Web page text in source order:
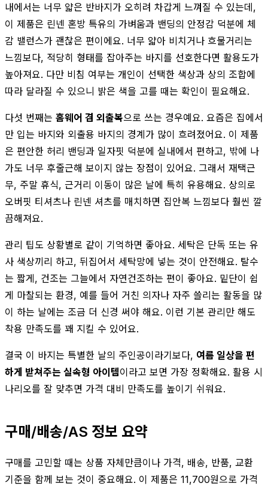
내에서는 너무 얇은 반바지가 오히려 차갑게 느껴질 수 있는데,
이 제품은 린넨 혼방 특유의 가벼움과 밴딩의 안정감 덕분에 체
감 밸런스가 괜찮은 편이에요. 너무 얇아 비치거나 흐물거리는
느낌보다, 적당히 형태를 잡아주는 바지를 선호한다면 활용도가
높아져요. 다만 비침 여부는 개인이 선택한 색상과 상의 조합에
따라 달라질 수 있으니 밝은 색을 고를 때는 확인이 필요해요.
다섯 번째는 홈웨어 겸 외출복으로 쓰는 경우예요. 요즘은 집에서
만 입는 바지와 외출용 바지의 경계가 많이 흐려졌어요. 이 제품
은 편안한 허리 밴딩과 일자핏 덕분에 실내에서 편하고, 밖에 나
가도 너무 후줄근해 보이지 않는 장점이 있어요. 그래서 재택근
무, 주말 휴식, 근거리 이동이 많은 날에 특히 유용해요. 상의로
오버핏 티셔츠나 린넨 셔츠를 매치하면 집안복 느낌보다 훨씬 깔
끔해져요.
관리 팁도 상황별로 같이 기억하면 좋아요. 세탁은 단독 또는 유
사 색상끼리 하고, 뒤집어서 세탁망에 넣는 것이 안전해요. 탈수
는 짧게, 건조는 그늘에서 자연건조하는 편이 좋아요. 밑단이 쉽
게 마찰되는 환경, 예를 들어 거친 의자나 자주 쓸리는 활동을 많
이 하는 날에는 조금 더 신경 써야 해요. 이런 기본 관리만 해도
착용 만족도를 꽤 지킬 수 있어요.
결국 이 바지는 특별한 날의 주인공이라기보다, 여름 일상을 편
하게 받쳐주는 실속형 아이템이라고 보면 가장 정확해요. 활용 시
나리오를 잘 맞추면 가격 대비 만족도를 높이기 쉬워요.
구매/배송/AS 정보 요약
구매를 고민할 때는 상품 자체만큼이나 가격, 배송, 반품, 교환
기준을 함께 보는 것이 중요해요. 이 제품은 11,700원으로 가격